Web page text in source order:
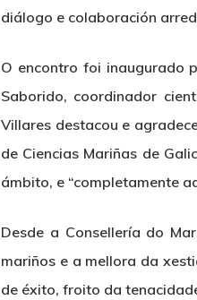
Hit enter to search or ESC to
diálogo e colaboración
O encontro foi inaugurado
Saborido, coordinador
Villares destacou e
de Ciencias Mariñas de
ámbito, e “completamente
Desde a Consellería do
mariños e a mellora da
de éxito, froito da